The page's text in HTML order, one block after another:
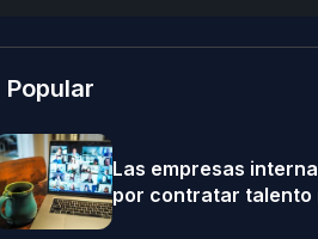
Popular
Las empresas
por contratar talento